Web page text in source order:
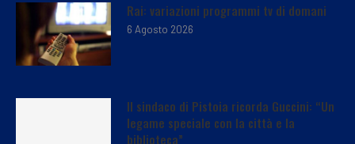
Rai: variazioni programmi tv di domani
6 Agosto 2026
Il sindaco di Pistoia ricorda Guccini: “Un
legame speciale con la città e la
biblioteca”